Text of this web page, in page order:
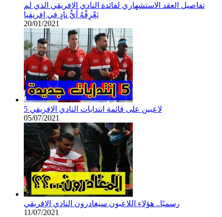
تفاصيل العقد الاستشهاري لفائدة النادي الإفريقي الذي لم
يَعْرِفْهُ أيُّ نادٍ في إفريقيا
20/01/2021
5 لاعبين على قائمة انتدابات النادي الإفريقي
05/07/2021
رسميًا.. هؤلاء اللاعبون سيغادرون النادي الإفريقي
11/07/2021